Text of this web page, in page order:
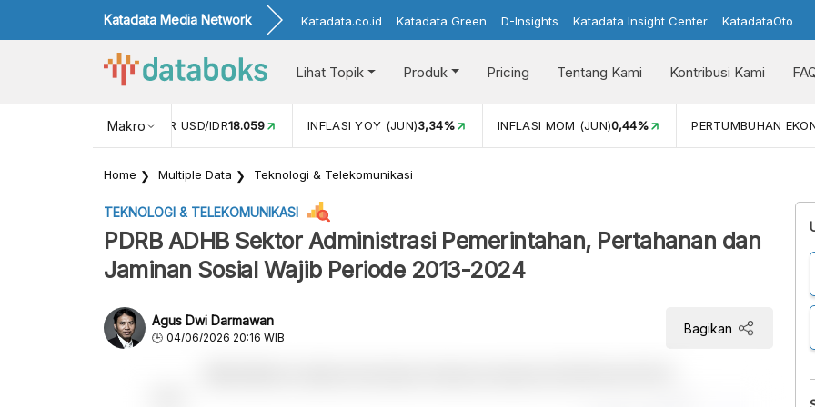
Katadata Media Network Katadata.co.id Katadata Green D-Insights Katadata Insight Center KatadataOto
Lihat Topik Produk Pricing Tentang Kami Kontribusi Kami
Makro
NILAI TUKAR USD/IDR18.059 INFLASI YOY (JUN)3,34% INFLASI MOM (JUN)0,44% PERTUMBUHAN
Home Multiple Data Teknologi & Telekomunikasi
TEKNOLOGI & TELEKOMUNIKASI
PDRB ADHB Sektor Administrasi Pemerintahan, Pertahanan dan
Jaminan Sosial Wajib Periode 2013-2024
Agus Dwi Darmawan
04/06/2026 20:16 WIB
Bagikan